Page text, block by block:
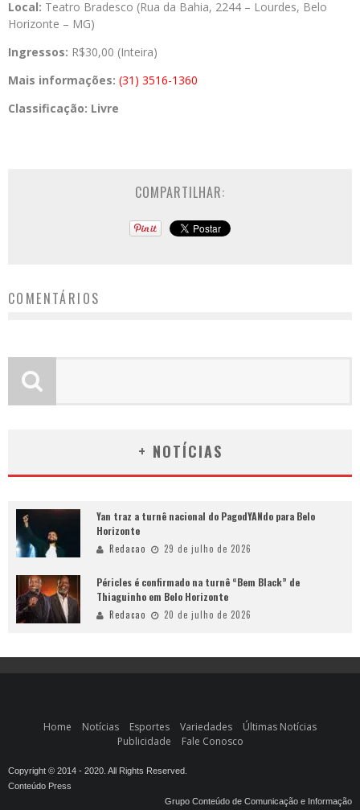
Local: Teatro Bradesco (Rua da Bahia, 2244 – Lourdes, Belo
Horizonte – MG)
Ingressos: R$30,00 (Inteira)
Mais informações: (31) 3516-1360
Classificação: Livre
COMPARTILHAR:
COMENTÁRIOS
+ NOTÍCIAS
Yan traz a turnê nacional do PagodYANdo para Belo
Horizonte
Redacao 29 de julho de 2026
Péricles é confirmado na turnê “Bem Black” de
Thiaguinho em Belo Horizonte
Redacao 20 de julho de 2026
Home Notícias Esportes Variedades
Últimas Notícias
Publicidade
Fale Conosco
Copyright © 2014 - 2020. All Rights Reserved.
Conteúdo Press
Grupo Conteúdo de Comunicação e Informação